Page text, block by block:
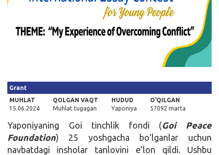
Grant
MUHLAT
15.06.2024
QOLGAN VAQT
Muhlat tugagan
HUDUD
Yaponiya
O'QILGAN
57092 marta
Yaponiyaning Goi tinchlik fondi (Goi Peace
Foundation) 25 yoshgacha bo’lganlar uchun
navbatdagi insholar tanlovini e’lon qildi. Ushbu